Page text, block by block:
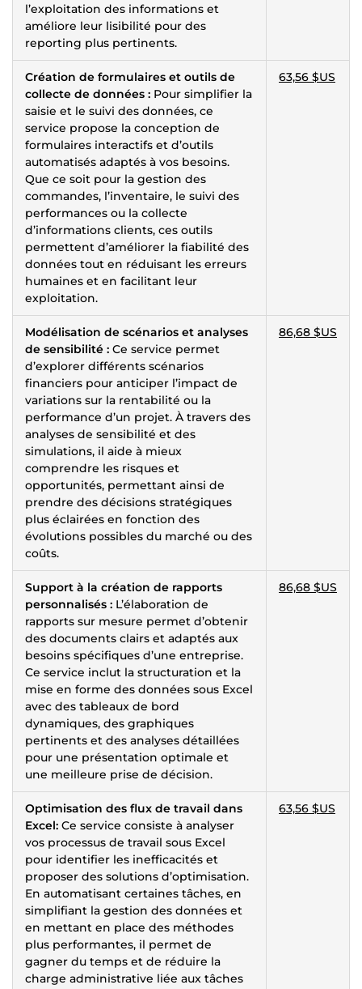
l’exploitation des informations et
améliore leur lisibilité pour des
reporting plus pertinents.
Création de formulaires et outils de
collecte de données : Pour simplifier la
saisie et le suivi des données, ce
service propose la conception de
formulaires interactifs et d’outils
automatisés adaptés à vos besoins.
Que ce soit pour la gestion des
commandes, l’inventaire, le suivi des
performances ou la collecte
d’informations clients, ces outils
permettent d’améliorer la fiabilité des
données tout en réduisant les erreurs
humaines et en facilitant leur
exploitation.
63,56 $US
Modélisation de scénarios et analyses
de sensibilité : Ce service permet
d’explorer différents scénarios
financiers pour anticiper l’impact de
variations sur la rentabilité ou la
performance d’un projet. À travers des
analyses de sensibilité et des
simulations, il aide à mieux
comprendre les risques et
opportunités, permettant ainsi de
prendre des décisions stratégiques
plus éclairées en fonction des
évolutions possibles du marché ou des
coûts.
86,68 $US
Support à la création de rapports
personnalisés : L’élaboration de
rapports sur mesure permet d’obtenir
des documents clairs et adaptés aux
besoins spécifiques d’une entreprise.
Ce service inclut la structuration et la
mise en forme des données sous Excel
avec des tableaux de bord
dynamiques, des graphiques
pertinents et des analyses détaillées
pour une présentation optimale et
une meilleure prise de décision.
86,68 $US
Optimisation des flux de travail dans
Excel: Ce service consiste à analyser
vos processus de travail sous Excel
pour identifier les inefficacités et
proposer des solutions d’optimisation.
En automatisant certaines tâches, en
simplifiant la gestion des données et
en mettant en place des méthodes
plus performantes, il permet de
gagner du temps et de réduire la
charge administrative liée aux tâches
63,56 $US